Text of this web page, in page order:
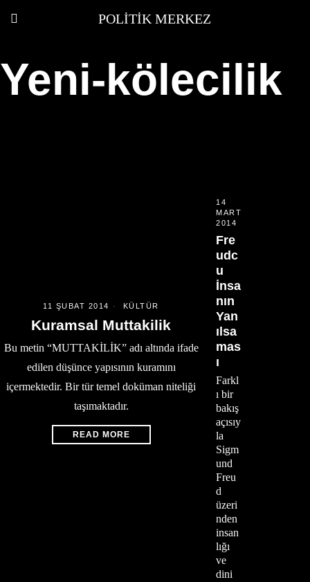
POLITIK MERKEZ
Yeni-kölecilik
11 ŞUBAT 2014 KÜLTÜR
Kuramsal Muttakilik
Bu metin “MUTTAKİLİK” adı altında ifade
edilen düşünce yapısının kuramını
içermektedir. Bir tür temel doküman niteliği
taşımaktadır.
READ MORE
14
MART
2014
Fre
udc
u
İnsa
nın
Yan
ılsa
mas
ı
Farkl
ı bir
bakış
açısıy
la
Sigm
und
Freu
d
üzeri
nden
insan
lığı
ve
dini